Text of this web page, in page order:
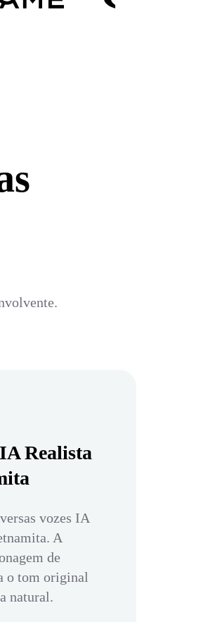
Realista
vozes IA
A
de
o tom original
natural.